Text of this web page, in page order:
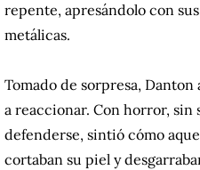
repente, apresándolo con
metálicas.
Tomado de sorpresa, Danton
a reaccionar. Con horror, sin
defenderse, sintió cómo
cortaban su piel y